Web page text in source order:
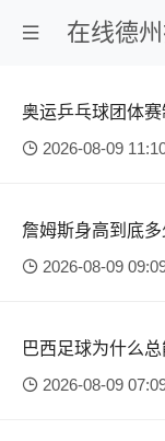
在线德
奥运乒乓球团体
几步2026-08-09
詹姆斯身高到底
2026-08-09
巴西足球为什么
的事2026-08-09